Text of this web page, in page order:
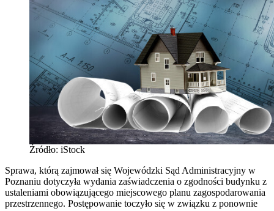
Źródło: iStock
Sprawa, którą zajmował się Wojewódzki Sąd Administracyjny w
Poznaniu dotyczyła wydania zaświadczenia o zgodności budynku z
ustaleniami obowiązującego miejscowego planu zagospodarowania
przestrzennego. Postępowanie toczyło się w związku z ponownie